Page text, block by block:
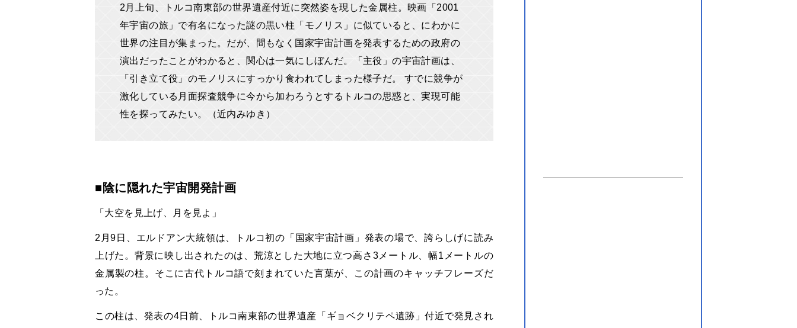
2月上旬、トルコ南東部の世界遺産付近に突然姿を現した金属柱。映画「2001
年宇宙の旅」で有名になった謎の黒い柱「モノリス」に似ていると、にわかに
世界の注目が集まった。だが、間もなく国家宇宙計画を発表するための政府の
演出だったことがわかると、関心は一気にしぼんだ。「主役」の宇宙計画は、
「引き立て役」のモノリスにすっかり食われてしまった様子だ。 すでに競争が
激化している月面探査競争に今から加わろうとするトルコの思惑と、実現可能
性を探ってみたい。（近内みゆき）
■陰に隠れた宇宙開発計画
「大空を見上げ、月を見よ」
2月9日、エルドアン大統領は、トルコ初の「国家宇宙計画」発表の場で、誇らしげに読み
上げた。背景に映し出されたのは、荒涼とした大地に立つ高さ3メートル、幅1メートルの
金属製の柱。そこに古代トルコ語で刻まれていた言葉が、この計画のキャッチフレーズだ
った。
この柱は、発表の4日前、トルコ南東部の世界遺産「ギョベクリテペ遺跡」付近で発見され